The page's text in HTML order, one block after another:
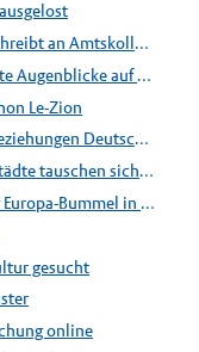
Oberbürgermeister Lewe schreibt an Amtskollegen in Rishon LeZion
Rishon und Münster: Geteilte Augenblicke auf großer Leinwand
Le-Zion
Jahrestag diplomatischer Beziehungen Deutschland - Israel
Eurocities-Netzwerk: Großstädte tauschen sich zum Umweltschutz aus
Europaabgeordneter macht Europa-Bummel in Münster
gesucht
online